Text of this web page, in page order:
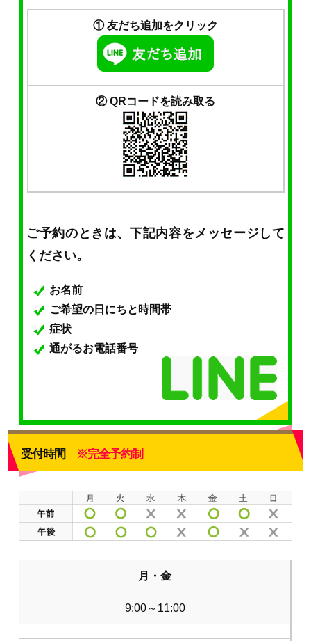
① 友だち追加をクリック
② QRコードを読み取る
ご予約のときは、下記内容をメッセージして
ください。
お名前
ご希望の日にちと時間帯
症状
通がるお電話番号
受付時間 ※完全予約制
月・金
9:00～11:00